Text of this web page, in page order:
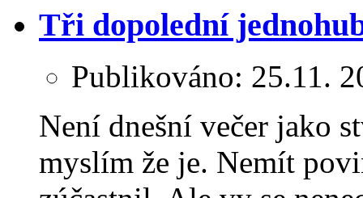
Tři dopolední
Publikováno: 25.11.
Není dnešní večer jako
myslím že je. Nemít